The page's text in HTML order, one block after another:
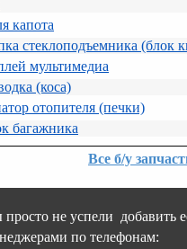
капота
стеклоподъемника (блок
мультимедиа
(коса)
отопителя (печки)
багажника
Все б/у
не успели добавить
по телефонам: